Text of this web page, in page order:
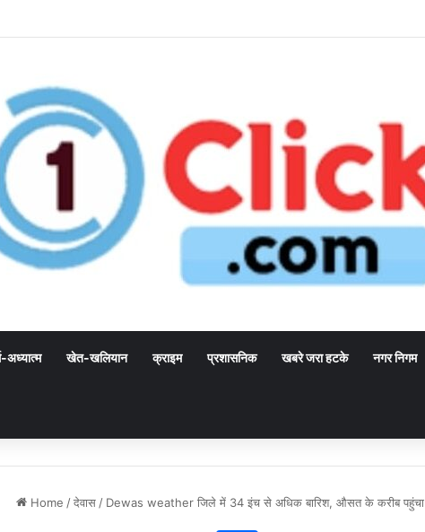
अध्यात्म खेत-खलियान क्राइम प्रशासनिक खबरे जरा हटके नगर निगम
Home /देवास / Dewas weather जिले में 34 इंच से अधिक बारिश, औसत के करीब